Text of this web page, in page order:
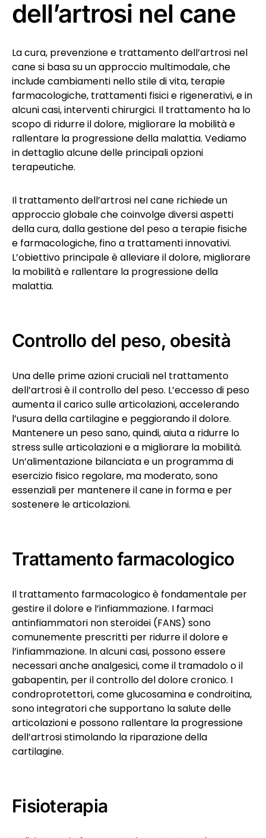
dell’artrosi nel cane
La cura, prevenzione e trattamento dell’artrosi nel
cane si basa su un approccio multimodale, che
include cambiamenti nello stile di vita, terapie
farmacologiche, trattamenti fisici e rigenerativi, e in
alcuni casi, interventi chirurgici. Il trattamento ha lo
scopo di ridurre il dolore, migliorare la mobilità e
rallentare la progressione della malattia. Vediamo
in dettaglio alcune delle principali opzioni
terapeutiche.
Il trattamento dell’artrosi nel cane richiede un
approccio globale che coinvolge diversi aspetti
della cura, dalla gestione del peso a terapie fisiche
e farmacologiche, fino a trattamenti innovativi.
L’obiettivo principale è alleviare il dolore, migliorare
la mobilità e rallentare la progressione della
malattia.
Controllo del peso, obesità
Una delle prime azioni cruciali nel trattamento
dell’artrosi è il controllo del peso. L’eccesso di peso
aumenta il carico sulle articolazioni, accelerando
l’usura della cartilagine e peggiorando il dolore.
Mantenere un peso sano, quindi, aiuta a ridurre lo
stress sulle articolazioni e a migliorare la mobilità.
Un’alimentazione bilanciata e un programma di
esercizio fisico regolare, ma moderato, sono
essenziali per mantenere il cane in forma e per
sostenere le articolazioni.
Trattamento farmacologico
Il trattamento farmacologico è fondamentale per
gestire il dolore e l’infiammazione. I farmaci
antinfiammatori non steroidei (FANS) sono
comunemente prescritti per ridurre il dolore e
l’infiammazione. In alcuni casi, possono essere
necessari anche analgesici, come il tramadolo o il
gabapentin, per il controllo del dolore cronico. I
condroprotettori, come glucosamina e condroitina,
sono integratori che supportano la salute delle
articolazioni e possono rallentare la progressione
dell’artrosi stimolando la riparazione della
cartilagine.
Fisioterapia